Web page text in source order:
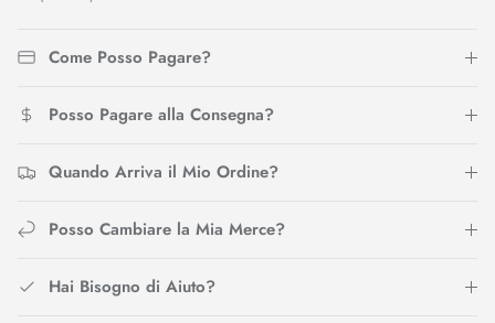
Come Posso Pagare?
Posso Pagare alla Consegna?
Quando Arriva il Mio Ordine?
Posso Cambiare la Mia Merce?
Hai Bisogno di Aiuto?